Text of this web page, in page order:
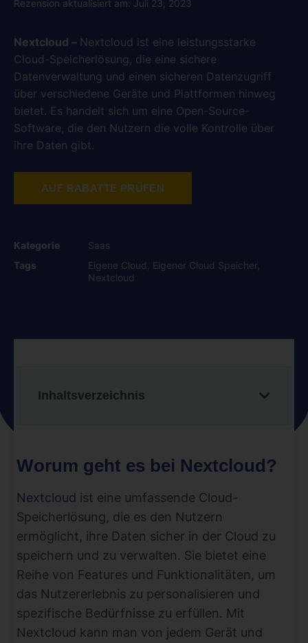
Rezension aktualisiert am: Juli 23, 2023
Nextcloud – Nextcloud ist eine leistungsstarke
Cloud-Speicherlösung, die eine sichere
Datenverwaltung und einen sicheren Datenzugriff
über verschiedene Geräte und Plattformen hinweg
bietet. Es handelt sich um eine Open-Source-
Software, die den Nutzern die volle Kontrolle über
ihre Daten gibt.
AUF RABATTE PRÜFEN
Kategorie
Saas
Tags
Eigene Cloud Eigener Cloud Speicher,
Nextcloud
Inhaltsverzeichnis
Worum geht es bei Nextcloud?
Nextcloud ist eine umfassende Cloud-
Speicherlösung, die es den Nutzern
ermöglicht, ihre Daten sicher in der Cloud zu
speichern und zu verwalten. Sie bietet eine
Reihe von Features und Funktionalitäten, um
das Nutzererlebnis zu personalisieren und
spezifische Bedürfnisse zu erfüllen. Mit
Nextcloud kann man von jedem Gerät und